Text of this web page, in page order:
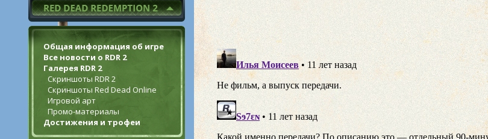
Общая информация об игре
Все новости о RDR 2
Галерея RDR 2
Скриншоты RDR 2
Скриншоты Red Dead Online
Игровой арт
Промо-материалы
Достижения и трофеи